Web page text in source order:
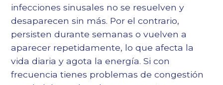
infecciones sinusales no se resuelven y
desaparecen sin más. Por el contrario,
persisten durante semanas o vuelven a
aparecer repetidamente, lo que afecta la
vida diaria y agota la energía. Si con
frecuencia tienes problemas de congestión